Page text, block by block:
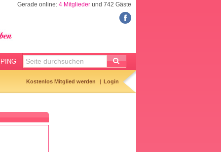
Gerade online: 4 Mitglieder und 742 Gäste
Kostenlos Mitglied werden Login